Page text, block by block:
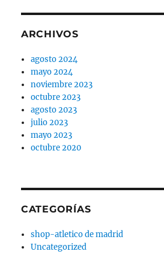
ARCHIVOS
agosto 2024
mayo 2024
noviembre 2023
octubre 2023
agosto 2023
julio 2023
mayo 2023
octubre 2020
CATEGORÍAS
shop-atletico de madrid
Uncategorized